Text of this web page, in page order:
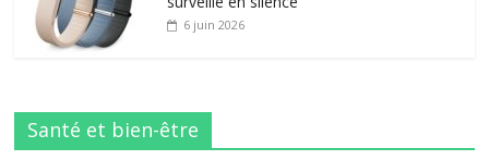
6 juin 2026
Santé et bien-être